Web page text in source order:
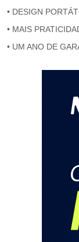
• DESIGN
• MAIS
• UM ANO DE